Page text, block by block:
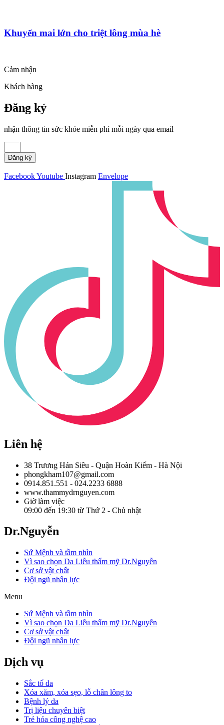
Khuyến mai lớn cho triệt lông mùa hè
Cảm nhận
Khách hàng
Đăng ký
nhận thông tin sức khỏe miễn phí mỗi ngày qua email
Đăng ký
FacebookYoutube Instagram Envelope
Liên hệ
38 Trương Hán Siêu - Quận Hoàn Kiếm - Hà Nội
phongkham107@gmail.com
0914.851.551 - 024.2233 6888
www.thammydrnguyen.com
Giờ làm việc
09:00 đến 19:30 từ Thứ 2 - Chủ nhật
Dr.Nguyễn
Sứ Mệnh và tầm nhìn
Vì sao chọn Da Liễu thẩm mỹ Dr.Nguyễn
Cơ sở vật chất
Đội ngũ nhân lực
Menu
Sứ Mệnh và tầm nhìn
Vì sao chọn Da Liễu thẩm mỹ Dr.Nguyễn
Cơ sở vật chất
Đội ngũ nhân lực
Dịch vụ
Sắc tố da
Xóa xăm, xóa sẹo, lỗ chân lông to
Bệnh lý da
Trị liệu chuyên biệt
Trẻ hóa công nghệ cao